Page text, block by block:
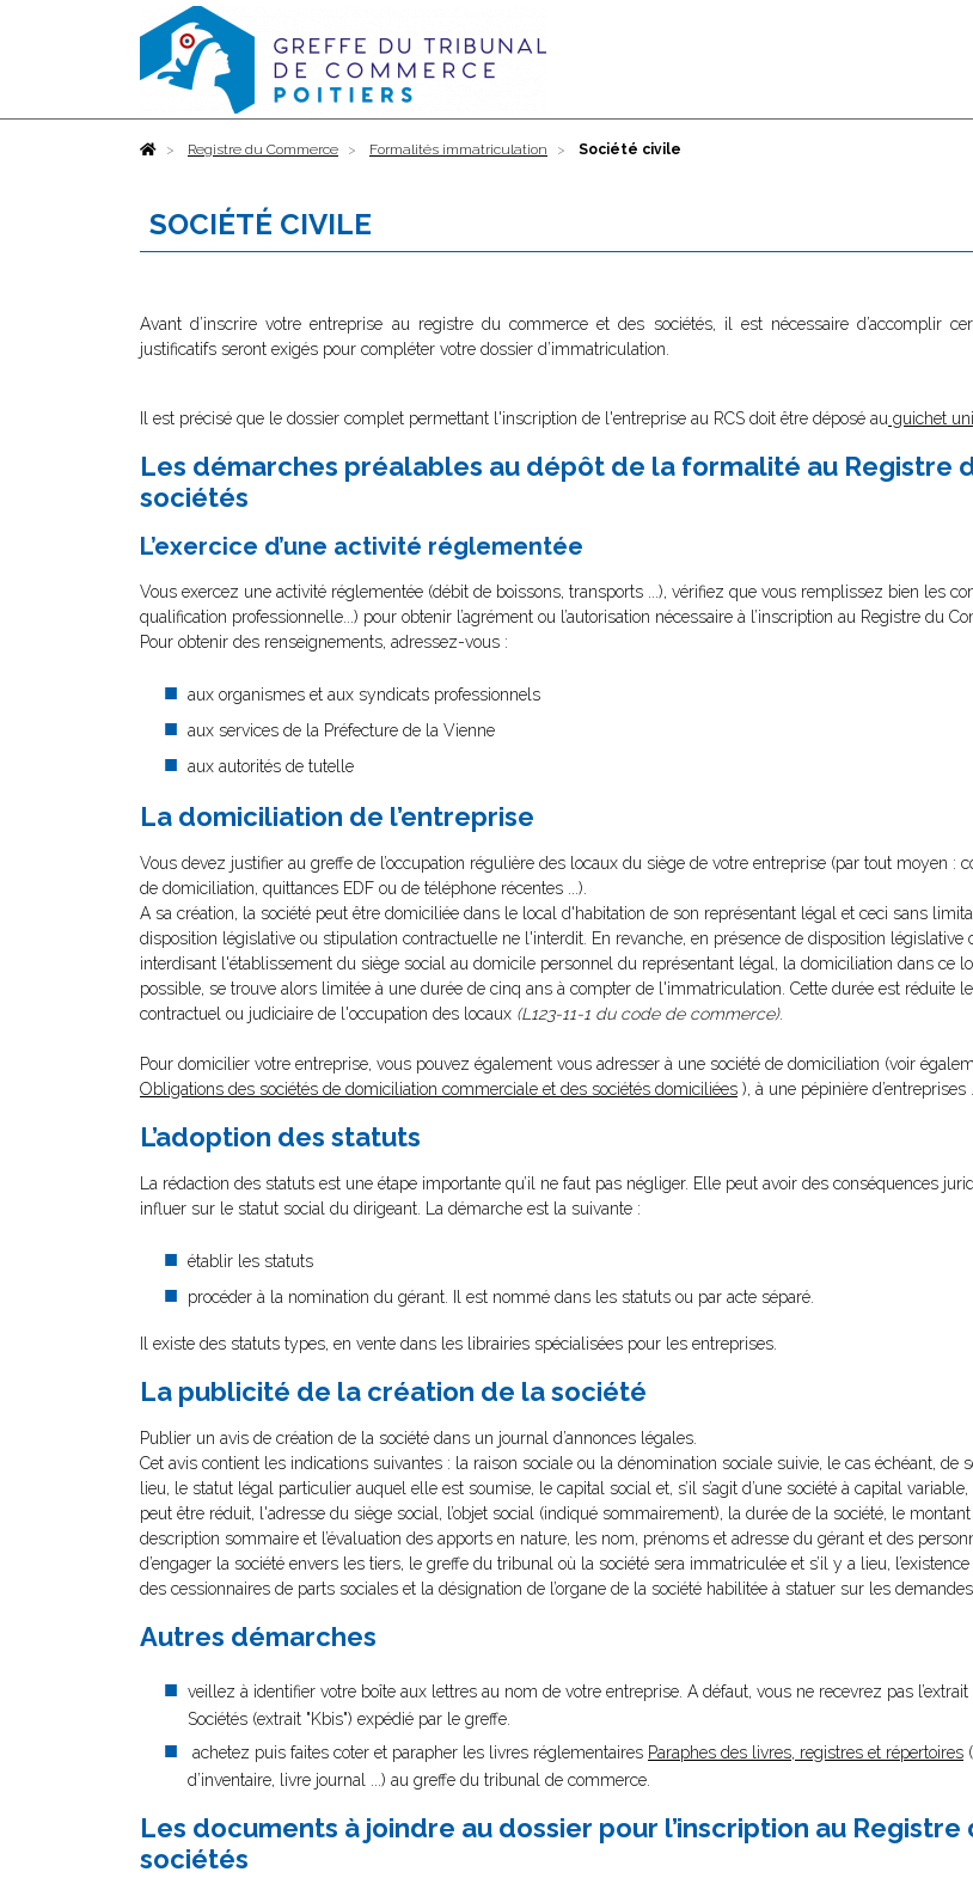
AccueilRegistre du Commerce Formalités immatriculation Société civile
SOCIÉTÉ CIVILE
Avant d’inscrire votre entreprise au registre du commerce et des sociétés, il est nécessaire d’accomplir
justificatifs seront exigés pour compléter votre dossier d’immatriculation.
Il est précisé que le dossier complet permettant l'inscription de l'entreprise au RCS doit être déposé au guichet
Les démarches préalables au dépôt de la formalité au Registre
sociétés
L’exercice d’une activité réglementée
Vous exercez une activité réglementée (débit de boissons, transports ...), vérifiez que vous remplissez bien les
qualification professionnelle...) pour obtenir l’agrément ou l’autorisation nécessaire à l’inscription au Registre du
Pour obtenir des renseignements, adressez-vous :
aux organismes et aux syndicats professionnels
aux services de la Préfecture de la Vienne
aux autorités de tutelle
La domiciliation de l’entreprise
Vous devez justifier au greffe de l’occupation régulière des locaux du siège de votre entreprise (par tout moyen :
de domiciliation, quittances EDF ou de téléphone récentes ...).
A sa création, la société peut être domiciliée dans le local d'habitation de son représentant légal et ceci sans
disposition législative ou stipulation contractuelle ne l'interdit. En revanche, en présence de disposition législative
interdisant l'établissement du siège social au domicile personnel du représentant légal, la domiciliation dans ce
possible, se trouve alors limitée à une durée de cinq ans à compter de l'immatriculation. Cette durée est réduite
contractuel ou judiciaire de l'occupation des locaux (L123-11-1 du code de commerce).
Pour domicilier votre entreprise, vous pouvez également vous adresser à une société de domiciliation (voir
Obligations des sociétés de domiciliation commerciale et des sociétés domiciliées ), à une pépinière d’entreprises .
L’adoption des statuts
La rédaction des statuts est une étape importante qu’il ne faut pas négliger. Elle peut avoir des conséquences
influer sur le statut social du dirigeant. La démarche est la suivante :
établir les statuts
procéder à la nomination du gérant. Il est nommé dans les statuts ou par acte séparé.
Il existe des statuts types, en vente dans les librairies spécialisées pour les entreprises.
La publicité de la création de la société
Publier un avis de création de la société dans un journal d’annonces légales.
Cet avis contient les indications suivantes : la raison sociale ou la dénomination sociale suivie, le cas échéant, de
lieu, le statut légal particulier auquel elle est soumise, le capital social et, s’il s’agit d’une société à capital
peut être réduit, l'adresse du siège social, l’objet social (indiqué sommairement), la durée de la société, le
description sommaire et l’évaluation des apports en nature, les nom, prénoms et adresse du gérant et des
d’engager la société envers les tiers, le greffe du tribunal où la société sera immatriculée et s’il y a lieu,
des cessionnaires de parts sociales et la désignation de l’organe de la société habilitée à statuer sur les demandes
Autres démarches
veillez à identifier votre boîte aux lettres au nom de votre entreprise. A défaut, vous ne recevrez pas
Sociétés (extrait "Kbis") expédié par le greffe.
achetez puis faites coter et parapher les livres réglementaires Paraphes des livres, registres et répertoires
d’inventaire, livre journal ...) au greffe du tribunal de commerce.
Les documents à joindre au dossier pour l’inscription au
sociétés